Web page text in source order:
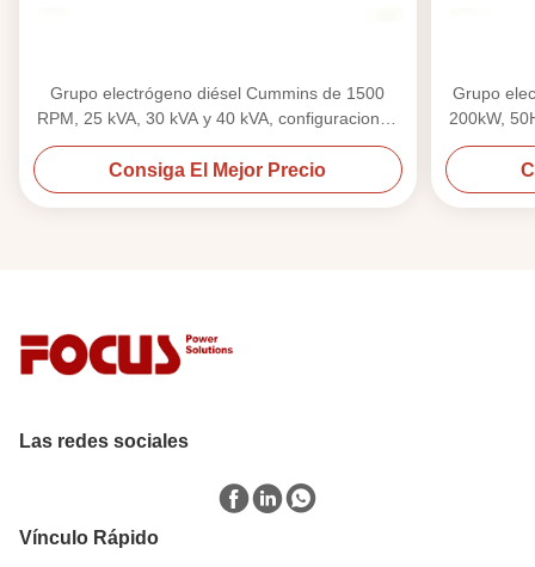
Grupo electrógeno diésel Cummins de 1500
RPM, 25 kVA, 30 kVA y 40 kVA, configuraciones
abierta y silenciosa
Consiga El Mejor Precio
Grupo
200kW,
Las redes sociales
Vínculo Rápido